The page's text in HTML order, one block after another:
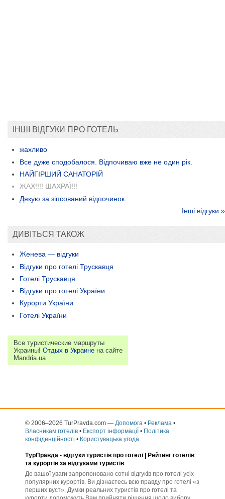
ІНШІ ВІДГУКИ ПРО ГОТЕЛЬ
жахливо
Все дуже сподобалося. Відпочиваю вже не один рік.
НАЙГІРШИЙ САНАТОРІЙ
ЖАХ!!!! ШАХРАЇ!!!
Дякую за зіпсований відпочинок.
Інші відгуки »
ДИВІТЬСЯ ТАКОЖ
Женева — відгуки
Відгуки про готелі Трускавця
Готелі Трускавця
Відгуки про готелі України
Курорти України
Готелі України
Все туристические маршруты
Украины! Отдых в Украине на сайте
Mandria.ua
© 2006–2026 TurPravda.com — Допомога • Реклама •
Власникам готелів • Експорт інформаціЇ • Політика
конфіденційності • Користувацька угода
ТурПравда - відгуки туристів про готелі | Рейтинг готелів
та курортів за відгуками туристів
До вашої уваги запропоновано сотні відгуків про готелі усіх
популярних курортів. Ви дізнаєтесь всю правду про готелі «з
перших вуст». Думки реальних туристів про готелі та